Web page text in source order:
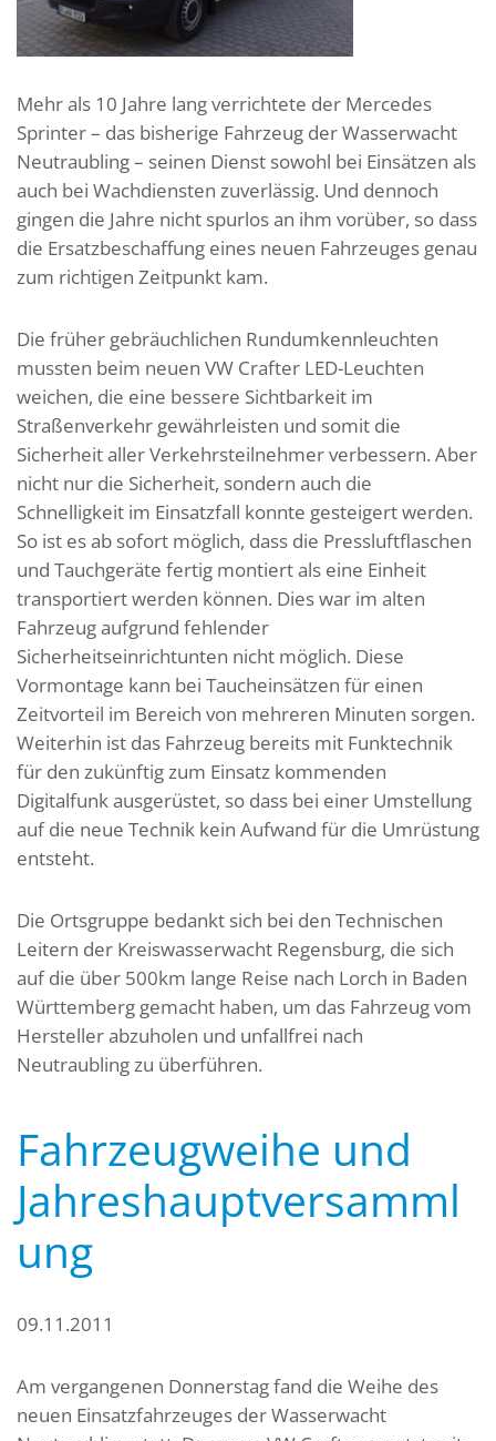
Mehr als 10 Jahre lang verrichtete der Mercedes
Sprinter – das bisherige Fahrzeug der Wasserwacht
Neutraubling – seinen Dienst sowohl bei Einsätzen als
auch bei Wachdiensten zuverlässig. Und dennoch
gingen die Jahre nicht spurlos an ihm vorüber, so dass
die Ersatzbeschaffung eines neuen Fahrzeuges genau
zum richtigen Zeitpunkt kam.
Die früher gebräuchlichen Rundumkennleuchten
mussten beim neuen VW Crafter LED-Leuchten
weichen, die eine bessere Sichtbarkeit im
Straßenverkehr gewährleisten und somit die
Sicherheit aller Verkehrsteilnehmer verbessern. Aber
nicht nur die Sicherheit, sondern auch die
Schnelligkeit im Einsatzfall konnte gesteigert werden.
So ist es ab sofort möglich, dass die Pressluftflaschen
und Tauchgeräte fertig montiert als eine Einheit
transportiert werden können. Dies war im alten
Fahrzeug aufgrund fehlender
Sicherheitseinrichtunten nicht möglich. Diese
Vormontage kann bei Taucheinsätzen für einen
Zeitvorteil im Bereich von mehreren Minuten sorgen.
Weiterhin ist das Fahrzeug bereits mit Funktechnik
für den zukünftig zum Einsatz kommenden
Digitalfunk ausgerüstet, so dass bei einer Umstellung
auf die neue Technik kein Aufwand für die Umrüstung
entsteht.
Die Ortsgruppe bedankt sich bei den Technischen
Leitern der Kreiswasserwacht Regensburg, die sich
auf die über 500km lange Reise nach Lorch in Baden
Württemberg gemacht haben, um das Fahrzeug vom
Hersteller abzuholen und unfallfrei nach
Neutraubling zu überführen.
Fahrzeugweihe und
Jahreshauptversamml
ung
09.11.2011
Am vergangenen Donnerstag fand die Weihe des
neuen Einsatzfahrzeuges der Wasserwacht